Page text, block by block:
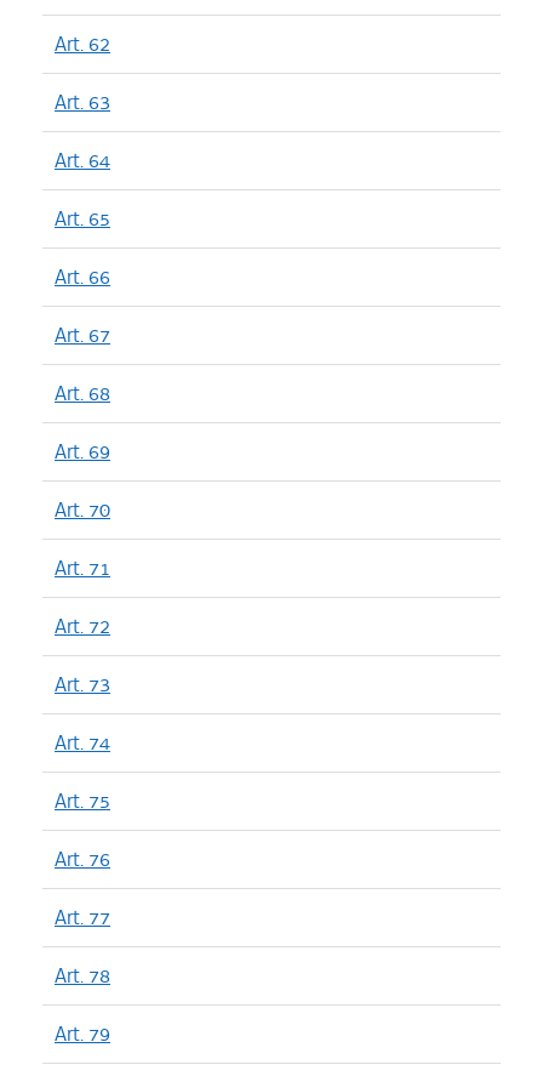
Art. 62
Art. 63
Art. 64
Art. 65
Art. 66
Art. 67
Art. 68
Art. 69
Art. 70
Art. 71
Art. 72
Art. 73
Art. 74
Art. 75
Art. 76
Art. 77
Art. 78
Art. 79